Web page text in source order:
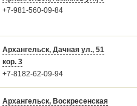
+7-981-560-09-84
Архангельск, Дачная ул., 51
кор. 3
+7-8182-62-09-94
Архангельск, Воскресенская